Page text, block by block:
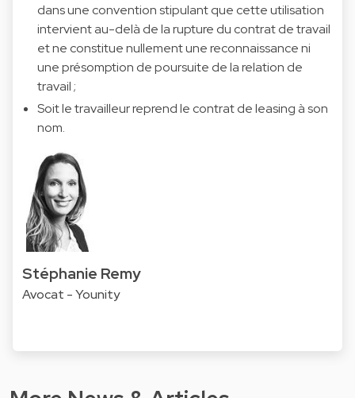
dans une convention stipulant que cette utilisation
intervient au-delà de la rupture du contrat de travail
et ne constitue nullement une reconnaissance ni
une présomption de poursuite de la relation de
travail ;
Soit le travailleur reprend le contrat de leasing à son
nom.
Stéphanie Remy
Avocat - Younity